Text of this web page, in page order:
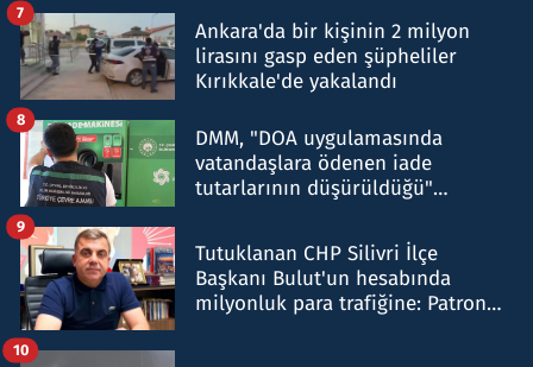
Ankara'da bir kişinin 2 milyon
lirasını gasp eden şüpheliler
Kırıkkale'de yakalandı
7
DMM, "DOA uygulamasında
vatandaşlara ödenen iade
tutarlarının düşürüldüğü"
8
Tutuklanan CHP Silivri İlçe
Başkanı Bulut'un hesabında
milyonluk para trafiğine: Patron
9
10